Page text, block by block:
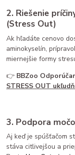
2. Riešenie
(Stress Out)
Ak hľadáte cenovo
aminokyselín,
miernejšie formy
👉 BBZoo
STRESS OUT
3. Podpora
Aj keď je spúšťačom
stáva citlivejšou a